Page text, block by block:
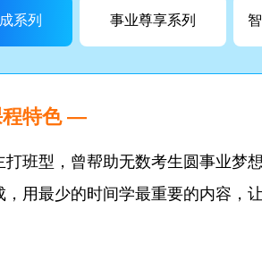
系列 事业尊享系列
特色 —
打班型，曾帮助无数考生圆事业梦
，用最少的时间学最重要的内容，